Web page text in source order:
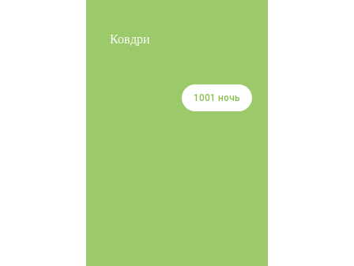
Ковдри
1001 ночь